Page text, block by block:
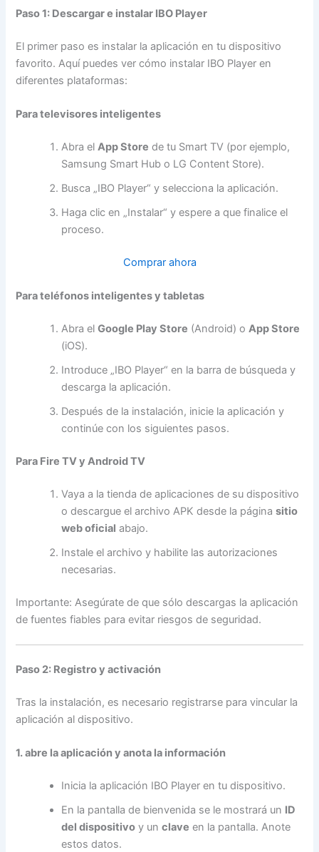
Paso 1: Descargar e instalar IBO Player
El primer paso es instalar la aplicación en tu dispositivo
favorito. Aquí puedes ver cómo instalar IBO Player en
diferentes plataformas:
Para televisores inteligentes
Abra elApp Store de tu Smart TV (por ejemplo,
Samsung Smart Hub o LG Content Store).
Busca „IBO Player“ y selecciona la aplicación.
Haga clic en „Instalar“ y espere a que finalice el
proceso.
Comprar ahora
Para teléfonos inteligentes y tabletas
Abra elGoogle Play Store (Android) oApp Store
(iOS).
Introduce „IBO Player“ en la barra de búsqueda y
descarga la aplicación.
Después de la instalación, inicie la aplicación y
continúe con los siguientes pasos.
Para Fire TV y Android TV
Vaya a la tienda de aplicaciones de su dispositivo
o descargue el archivo APK desde la páginasitio
web oficial abajo.
Instale el archivo y habilite las autorizaciones
necesarias.
Importante: Asegúrate de que sólo descargas la aplicación
de fuentes fiables para evitar riesgos de seguridad.
Paso 2: Registro y activación
Tras la instalación, es necesario registrarse para vincular la
aplicación al dispositivo.
1. abre la aplicación y anota la información
Inicia la aplicación IBO Player en tu dispositivo.
En la pantalla de bienvenida se le mostrará un ID
del dispositivo y unclave en la pantalla. Anote
estos datos.